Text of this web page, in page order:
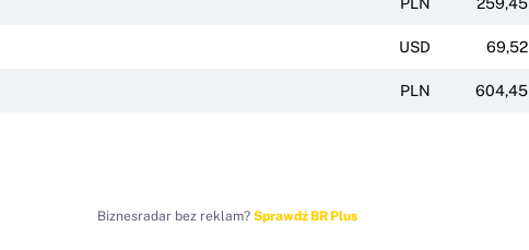
USD 69,52
PLN 604,45
Biznesradar bez reklam? Sprawdź BR Plus